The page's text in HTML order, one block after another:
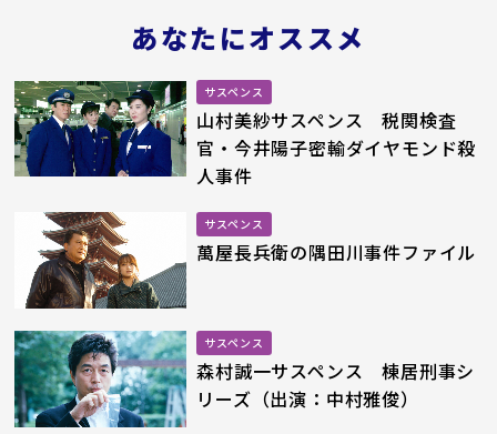
あなたにオススメ
サスペンス
山村美紗サスペンス 税関検査
官・今井陽子密輸ダイヤモンド殺
人事件
サスペンス
萬屋長兵衛の隅田川事件ファイル
サスペンス
森村誠一サスペンス 棟居刑事シ
リーズ（出演：中村雅俊）